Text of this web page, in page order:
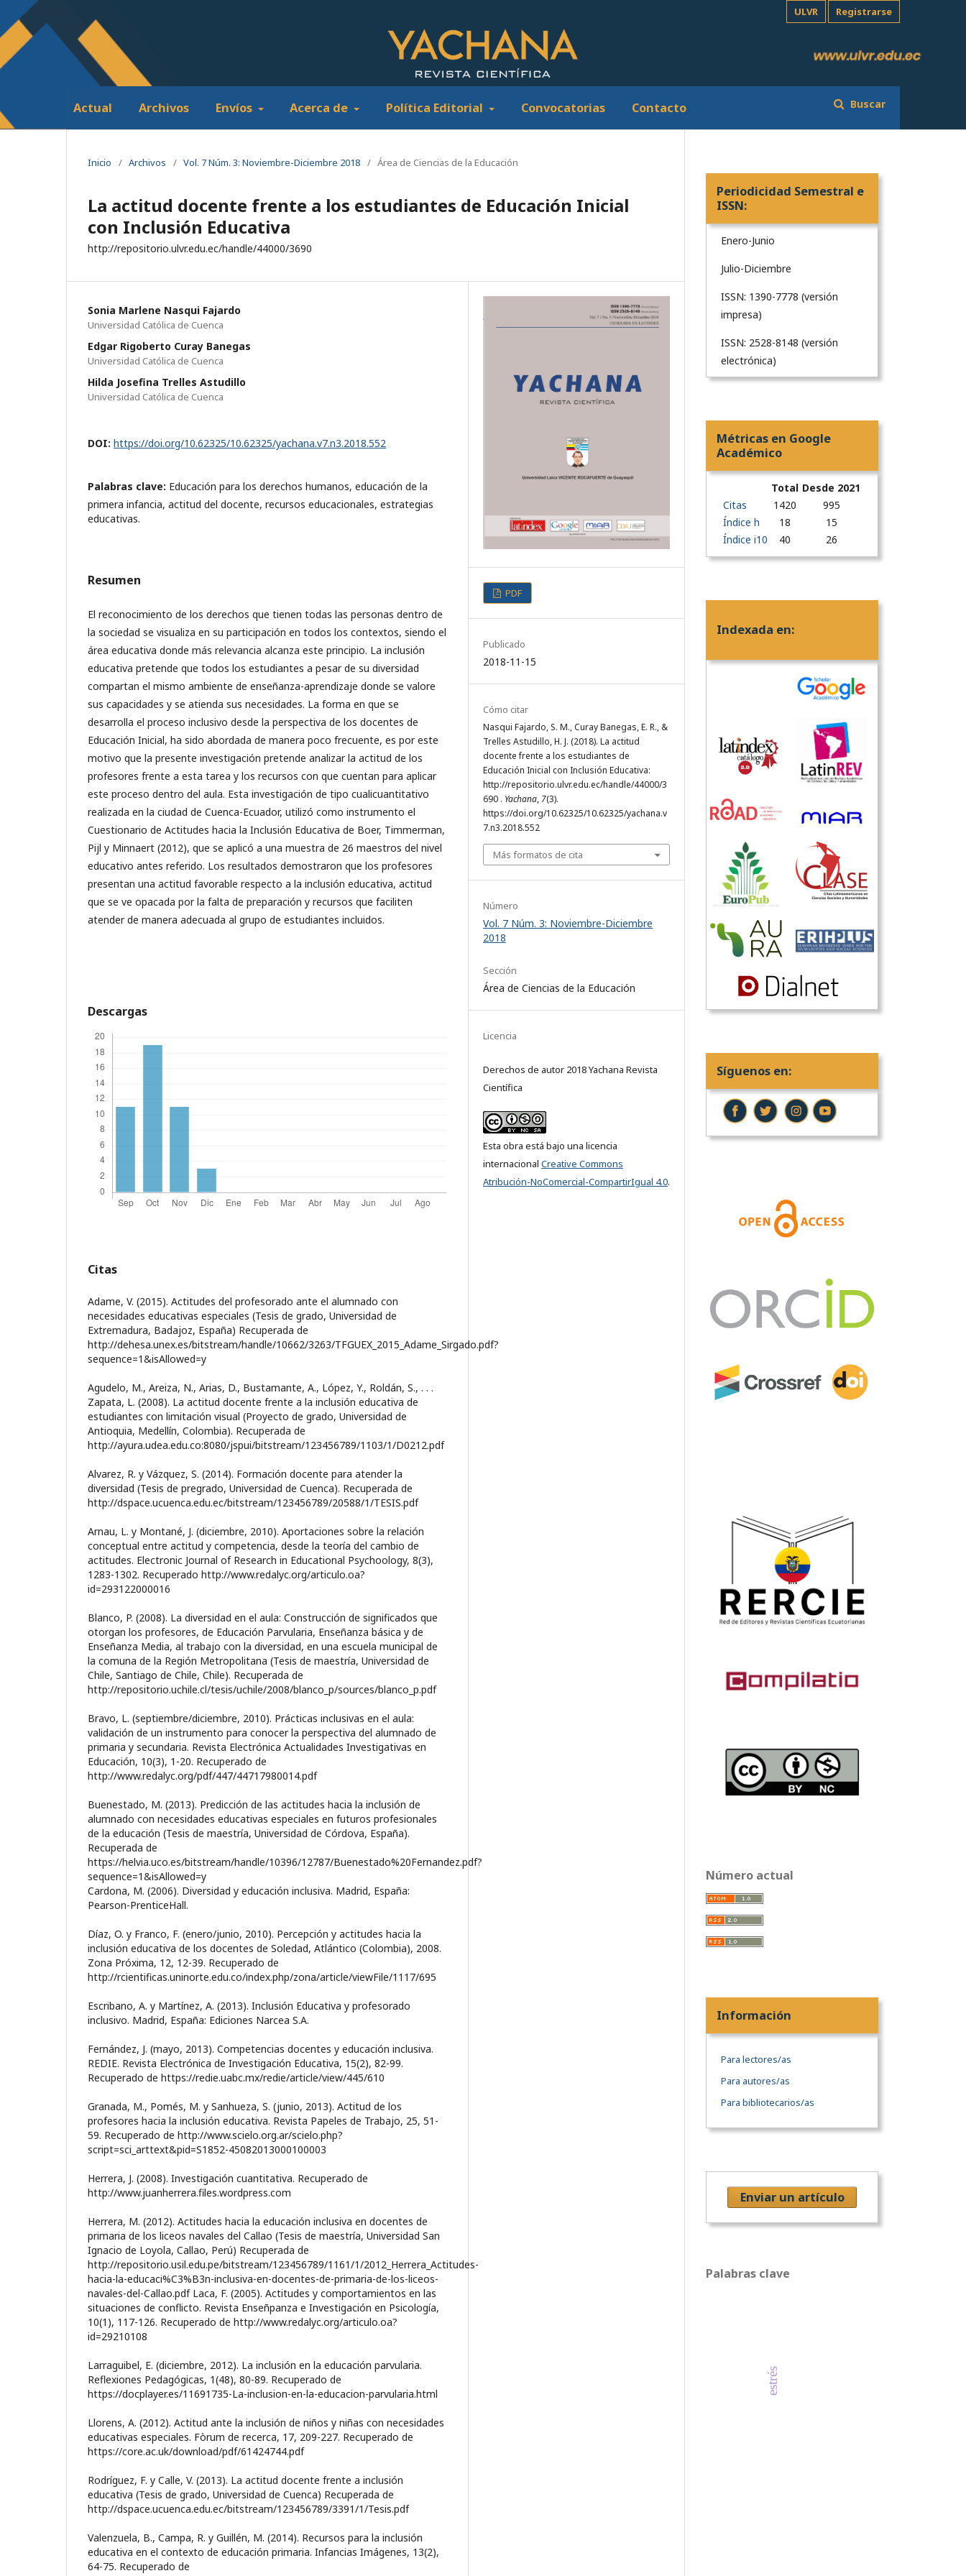
Actual Archivos Envíos Acerca de Política Editorial Convocatorias Contacto Buscar
ULVR Registrarse
Inicio / Archivos / Vol. 7 Núm. 3: Noviembre-Diciembre 2018 / Área de Ciencias de la Educación
La actitud docente frente a los estudiantes de Educación Inicial
con Inclusión Educativa
http://repositorio.ulvr.edu.ec/handle/44000/3690
Sonia Marlene Nasqui Fajardo
Universidad Católica de Cuenca
Edgar Rigoberto Curay Banegas
Universidad Católica de Cuenca
Hilda Josefina Trelles Astudillo
Universidad Católica de Cuenca
DOI: https://doi.org/10.62325/10.62325/yachana.v7.n3.2018.552
Palabras clave: Educación para los derechos humanos, educación de la
primera infancia, actitud del docente, recursos educacionales, estrategias
educativas.
Resumen
El reconocimiento de los derechos que tienen todas las personas dentro de
la sociedad se visualiza en su participación en todos los contextos, siendo el
área educativa donde más relevancia alcanza este principio. La inclusión
educativa pretende que todos los estudiantes a pesar de su diversidad
compartan el mismo ambiente de enseñanza-aprendizaje donde se valore
sus capacidades y se atienda sus necesidades. La forma en que se
desarrolla el proceso inclusivo desde la perspectiva de los docentes de
Educación Inicial, ha sido abordada de manera poco frecuente, es por este
motivo que la presente investigación pretende analizar la actitud de los
profesores frente a esta tarea y los recursos con que cuentan para aplicar
este proceso dentro del aula. Esta investigación de tipo cualicuantitativo
realizada en la ciudad de Cuenca-Ecuador, utilizó como instrumento el
Cuestionario de Actitudes hacia la Inclusión Educativa de Boer, Timmerman,
Pijl y Minnaert (2012), que se aplicó a una muestra de 26 maestros del nivel
educativo antes referido. Los resultados demostraron que los profesores
presentan una actitud favorable respecto a la inclusión educativa, actitud
que se ve opacada por la falta de preparación y recursos que faciliten
atender de manera adecuada al grupo de estudiantes incluidos.
Descargas
Citas
Adame, V. (2015). Actitudes del profesorado ante el alumnado con
necesidades educativas especiales (Tesis de grado, Universidad de
Extremadura, Badajoz, España) Recuperada de
http://dehesa.unex.es/bitstream/handle/10662/3263/TFGUEX_2015_Adame_Sirgado.pdf?
sequence=1&isAllowed=y
Agudelo, M., Areiza, N., Arias, D., Bustamante, A., López, Y., Roldán, S., . . .
Zapata, L. (2008). La actitud docente frente a la inclusión educativa de
estudiantes con limitación visual (Proyecto de grado, Universidad de
Antioquia, Medellín, Colombia). Recuperada de
http://ayura.udea.edu.co:8080/jspui/bitstream/123456789/1103/1/D0212.pdf
Alvarez, R. y Vázquez, S. (2014). Formación docente para atender la
diversidad (Tesis de pregrado, Universidad de Cuenca). Recuperada de
http://dspace.ucuenca.edu.ec/bitstream/123456789/20588/1/TESIS.pdf
Arnau, L. y Montané, J. (diciembre, 2010). Aportaciones sobre la relación
conceptual entre actitud y competencia, desde la teoría del cambio de
actitudes. Electronic Journal of Research in Educational Psychoology, 8(3),
1283-1302. Recuperado http://www.redalyc.org/articulo.oa?
id=293122000016
Blanco, P. (2008). La diversidad en el aula: Construcción de significados que
otorgan los profesores, de Educación Parvularia, Enseñanza básica y de
Enseñanza Media, al trabajo con la diversidad, en una escuela municipal de
la comuna de la Región Metropolitana (Tesis de maestría, Universidad de
Chile, Santiago de Chile, Chile). Recuperada de
http://repositorio.uchile.cl/tesis/uchile/2008/blanco_p/sources/blanco_p.pdf
Bravo, L. (septiembre/diciembre, 2010). Prácticas inclusivas en el aula:
validación de un instrumento para conocer la perspectiva del alumnado de
primaria y secundaria. Revista Electrónica Actualidades Investigativas en
Educación, 10(3), 1-20. Recuperado de
http://www.redalyc.org/pdf/447/44717980014.pdf
Buenestado, M. (2013). Predicción de las actitudes hacia la inclusión de
alumnado con necesidades educativas especiales en futuros profesionales
de la educación (Tesis de maestría, Universidad de Córdova, España).
Recuperada de
https://helvia.uco.es/bitstream/handle/10396/12787/Buenestado%20Fernandez.pdf?
sequence=1&isAllowed=y
Cardona, M. (2006). Diversidad y educación inclusiva. Madrid, España:
Pearson-PrenticeHall.
Díaz, O. y Franco, F. (enero/junio, 2010). Percepción y actitudes hacia la
inclusión educativa de los docentes de Soledad, Atlántico (Colombia), 2008.
Zona Próxima, 12, 12-39. Recuperado de
http://rcientificas.uninorte.edu.co/index.php/zona/article/viewFile/1117/695
Escribano, A. y Martínez, A. (2013). Inclusión Educativa y profesorado
inclusivo. Madrid, España: Ediciones Narcea S.A.
Fernández, J. (mayo, 2013). Competencias docentes y educación inclusiva.
REDIE. Revista Electrónica de Investigación Educativa, 15(2), 82-99.
Recuperado de https://redie.uabc.mx/redie/article/view/445/610
Granada, M., Pomés, M. y Sanhueza, S. (junio, 2013). Actitud de los
profesores hacia la inclusión educativa. Revista Papeles de Trabajo, 25, 51-
59. Recuperado de http://www.scielo.org.ar/scielo.php?
script=sci_arttext&pid=S1852-45082013000100003
Herrera, J. (2008). Investigación cuantitativa. Recuperado de
http://www.juanherrera.files.wordpress.com
Herrera, M. (2012). Actitudes hacia la educación inclusiva en docentes de
primaria de los liceos navales del Callao (Tesis de maestría, Universidad San
Ignacio de Loyola, Callao, Perú) Recuperada de
http://repositorio.usil.edu.pe/bitstream/123456789/1161/1/2012_Herrera_Actitudes-
hacia-la-educaci%C3%B3n-inclusiva-en-docentes-de-primaria-de-los-liceos-
navales-del-Callao.pdf Laca, F. (2005). Actitudes y comportamientos en las
situaciones de conflicto. Revista Enseñpanza e Investigación en Psicología,
10(1), 117-126. Recuperado de http://www.redalyc.org/articulo.oa?
id=29210108
Larraguibel, E. (diciembre, 2012). La inclusión en la educación parvularia.
Reflexiones Pedagógicas, 1(48), 80-89. Recuperado de
https://docplayer.es/11691735-La-inclusion-en-la-educacion-parvularia.html
Llorens, A. (2012). Actitud ante la inclusión de niños y niñas con necesidades
educativas especiales. Fòrum de recerca, 17, 209-227. Recuperado de
https://core.ac.uk/download/pdf/61424744.pdf
Rodríguez, F. y Calle, V. (2013). La actitud docente frente a inclusión
educativa (Tesis de grado, Universidad de Cuenca) Recuperada de
http://dspace.ucuenca.edu.ec/bitstream/123456789/3391/1/Tesis.pdf
Valenzuela, B., Campa, R. y Guillén, M. (2014). Recursos para la inclusión
educativa en el contexto de educación primaria. Infancias Imágenes, 13(2),
64-75. Recuperado de
PDF
Publicado
2018-11-15
Cómo citar
Nasqui Fajardo, S. M., Curay Banegas, E. R., &
Trelles Astudillo, H. J. (2018). La actitud
docente frente a los estudiantes de
Educación Inicial con Inclusión Educativa:
http://repositorio.ulvr.edu.ec/handle/44000/3
690 . Yachana, 7(3).
https://doi.org/10.62325/10.62325/yachana.v
7.n3.2018.552
Más formatos de cita
Número
Vol. 7 Núm. 3: Noviembre-Diciembre
2018
Sección
Área de Ciencias de la Educación
Licencia
Derechos de autor 2018 Yachana Revista
Científica
Esta obra está bajo una licencia
internacional Creative Commons
Atribución-NoComercial-CompartirIgual 4.0.
Periodicidad Semestral e
ISSN:
Enero-Junio
Julio-Diciembre
ISSN: 1390-7778 (versión
impresa)
ISSN: 2528-8148 (versión
electrónica)
Métricas en Google
Académico
Total Desde 2021
Citas
1420
995
Índice h
18
15
Índice i10
40 26
Indexada en:
Síguenos en:
Número actual
Información
Para lectores/as
Para autores/as
Para bibliotecarios/as
Enviar un artículo
Palabras clave
estrés